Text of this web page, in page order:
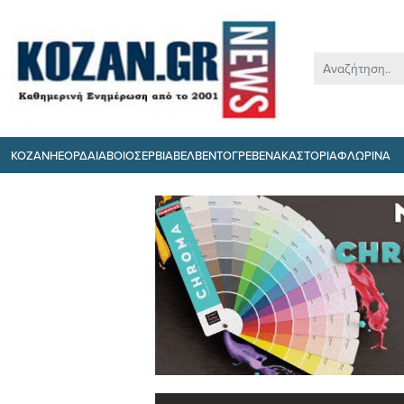
ΚΟΖΑΝΗΕΟΡΔΑΙΑΒΟΙΟΣΕΡΒΙΑΒΕΛΒΕΝΤΟΓΡΕΒΕΝΑΚΑΣΤΟΡΙΑΦΛΩΡΙΝΑ